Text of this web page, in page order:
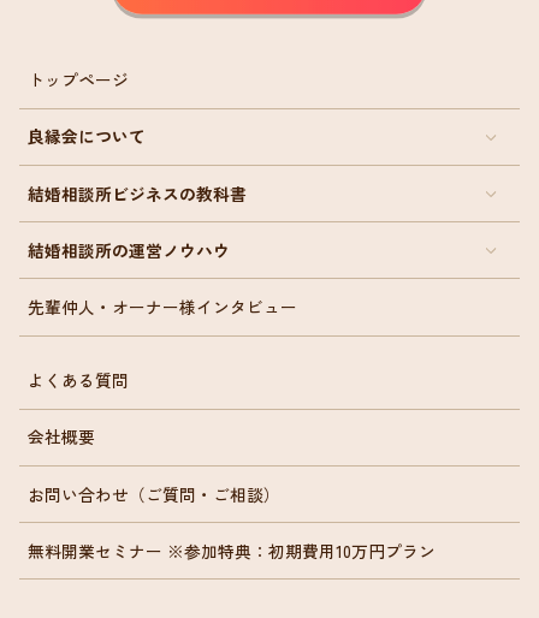
トップページ
良縁会について
結婚相談所ビジネスの教科書
結婚相談所の運営ノウハウ
先輩仲人・オーナー様インタビュー
よくある質問
会社概要
お問い合わせ（ご質問・ご相談）
無料開業セミナー ※参加特典：初期費用10万円プラン